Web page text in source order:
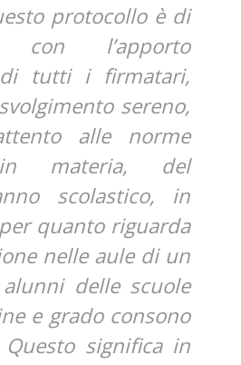
protocollo è di
con l’apporto
tutti i firmatari,
sereno,
alle norme
materia, del
scolastico, in
quanto riguarda
nelle aule di un
delle scuole
e grado consono
significa in